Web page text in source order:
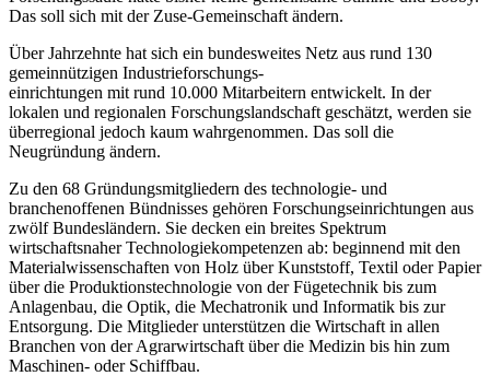
Das soll sich mit der Zuse-Gemeinschaft ändern.
Über Jahrzehnte hat sich ein bundesweites Netz aus rund 130
gemeinnützigen Industrieforschungs-
einrichtungen mit rund 10.000 Mitarbeitern entwickelt. In der
lokalen und regionalen Forschungslandschaft geschätzt, werden sie
überregional jedoch kaum wahrgenommen. Das soll die
Neugründung ändern.
Zu den 68 Gründungsmitgliedern des technologie- und
branchenoffenen Bündnisses gehören Forschungseinrichtungen aus
zwölf Bundesländern. Sie decken ein breites Spektrum
wirtschaftsnaher Technologiekompetenzen ab: beginnend mit den
Materialwissenschaften von Holz über Kunststoff, Textil oder Papier
über die Produktionstechnologie von der Fügetechnik bis zum
Anlagenbau, die Optik, die Mechatronik und Informatik bis zur
Entsorgung. Die Mitglieder unterstützen die Wirtschaft in allen
Branchen von der Agrarwirtschaft über die Medizin bis hin zum
Maschinen- oder Schiffbau.